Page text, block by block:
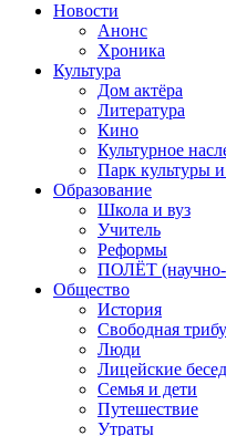
Новости
Анонс
Хроника
Культура
Дом актёра
Литература
Кино
Культурное
Парк культуры
Образование
Школа и вуз
Учитель
Реформы
ПОЛЁТ (научно-
Общество
История
Свободная
Люди
Лицейские
Семья и дети
Путешествие
Утраты